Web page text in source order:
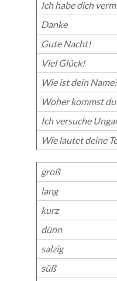
Ich habe dich
Danke
Gute Nacht!
Viel Glück!
Wie ist dein
Woher kommst
Ich versuche
Wie lautet deine
groß
lang
kurz
dünn
salzig
süß